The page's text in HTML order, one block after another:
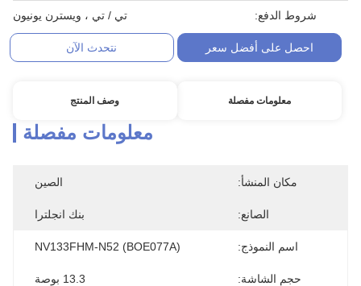
شروط الدفع: تي / تي ، ويسترن يونيون
احصل على أفضل سعر نتحدث الآن
معلومات مفصلة وصف المنتج
معلومات مفصلة
مكان المنشأ: الصين
الصانع: بنك انجلترا
اسم النموذج: NV133FHM-N52 (BOE077A)
حجم الشاشة: 13.3 بوصة